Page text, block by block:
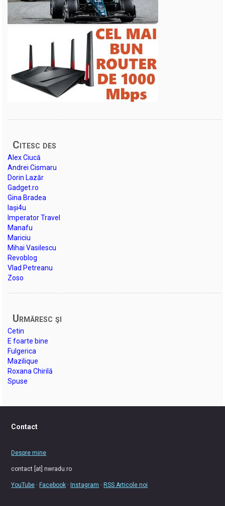
Citesc des
Alex Ciucă
Andrei Cismaru
Dorin Lazăr
Gadget.ro
Gina Bradea
Iași4u
Imperator Travel
Manafu
Mariciu
Mihai Vasilescu
Revoblog
Vlad Petreanu
Zoso
Urmăresc şi
Cetin
E foarte bine
Fulgerica
Mazilique
Roxana Chirilă
Spuse
Contact
Despre mine
contact [at] nwradu.ro
YouTube ·Facebook ·Instagram ·RSS Articole noi